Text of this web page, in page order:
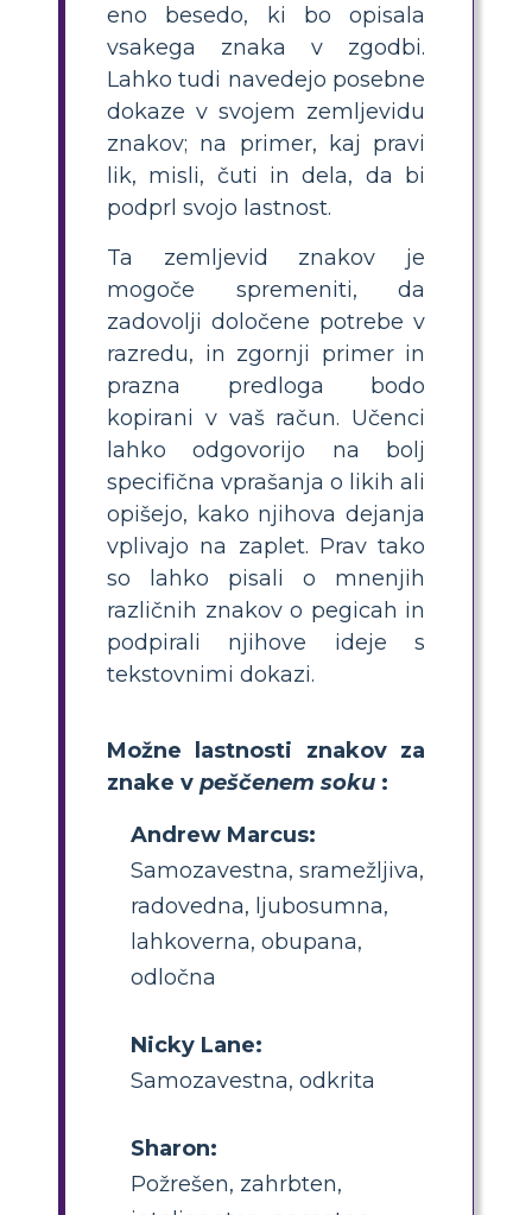
eno besedo, ki bo opisala
vsakega znaka v zgodbi.
Lahko tudi navedejo posebne
dokaze v svojem zemljevidu
znakov; na primer, kaj pravi
lik, misli, čuti in dela, da bi
podprl svojo lastnost.
Ta zemljevid znakov je
mogoče spremeniti, da
zadovolji določene potrebe v
razredu, in zgornji primer in
prazna predloga bodo
kopirani v vaš račun. Učenci
lahko odgovorijo na bolj
specifična vprašanja o likih ali
opišejo, kako njihova dejanja
vplivajo na zaplet. Prav tako
so lahko pisali o mnenjih
različnih znakov o pegicah in
podpirali njihove ideje s
tekstovnimi dokazi.
Možne lastnosti znakov za
znake v peščenem soku :
Andrew Marcus:
Samozavestna, sramežljiva,
radovedna, ljubosumna,
lahkoverna, obupana,
odločna
Nicky Lane:
Samozavestna, odkrita
Sharon:
Požrešen, zahrbten,